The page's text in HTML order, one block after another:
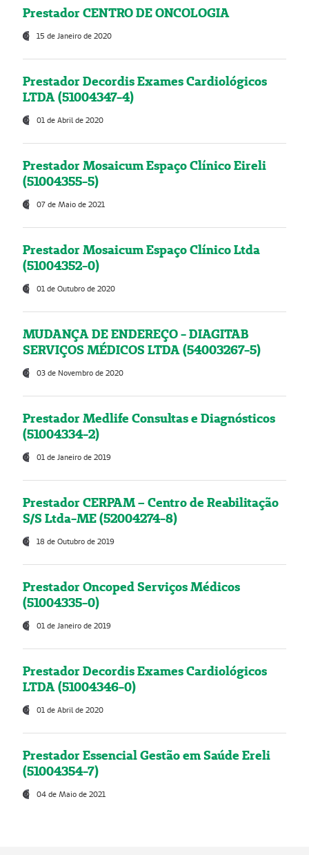
Prestador CENTRO DE ONCOLOGIA
15 de Janeiro de 2020
Prestador Decordis Exames Cardiológicos
LTDA (51004347-4)
01 de Abril de 2020
Prestador Mosaicum Espaço Clínico Eireli
(51004355-5)
07 de Maio de 2021
Prestador Mosaicum Espaço Clínico Ltda
(51004352-0)
01 de Outubro de 2020
MUDANÇA DE ENDEREÇO - DIAGITAB
SERVIÇOS MÉDICOS LTDA (54003267-5)
03 de Novembro de 2020
Prestador Medlife Consultas e Diagnósticos
(51004334-2)
01 de Janeiro de 2019
Prestador CERPAM – Centro de Reabilitação
S/S Ltda-ME (52004274-8)
18 de Outubro de 2019
Prestador Oncoped Serviços Médicos
(51004335-0)
01 de Janeiro de 2019
Prestador Decordis Exames Cardiológicos
LTDA (51004346-0)
01 de Abril de 2020
Prestador Essencial Gestão em Saúde Ereli
(51004354-7)
04 de Maio de 2021